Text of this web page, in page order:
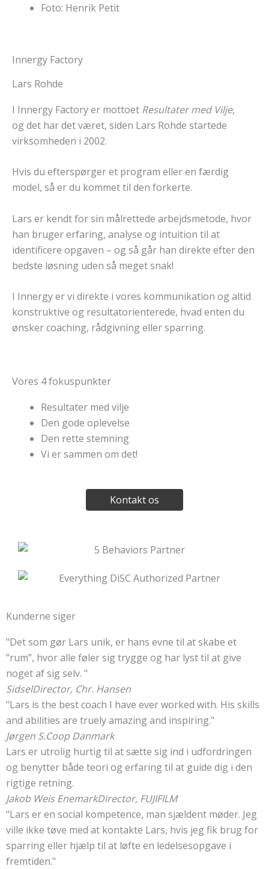
Innergy Factory
Lars Rohde
I Innergy Factory er mottoet Resultater med Vilje,
og det har det været, siden Lars Rohde startede
virksomheden i 2002.
Hvis du efterspørger et program eller en færdig
model, så er du kommet til den forkerte.
Lars er kendt for sin målrettede arbejdsmetode, hvor
han bruger erfaring, analyse og intuition til at
identificere opgaven – og så går han direkte efter den
bedste løsning uden så meget snak!
I Innergy er vi direkte i vores kommunikation og altid
konstruktive og resultatorienterede, hvad enten du
ønsker coaching, rådgivning eller sparring.
Foto: Henrik Petit
Vores 4 fokuspunkter
Resultater med vilje
Den gode oplevelse
Den rette stemning
Vi er sammen om det!
Kontakt os
Kunderne siger
"Det som gør Lars unik, er hans evne til at skabe et
”rum”, hvor alle føler sig trygge og har lyst til at give
noget af sig selv. "
SidselDirector, Chr. Hansen
"Lars is the best coach I have ever worked with. His skills
and abilities are truely amazing and inspiring."
Jørgen S.Coop Danmark
Lars er utrolig hurtig til at sætte sig ind i udfordringen
og benytter både teori og erfaring til at guide dig i den
rigtige retning.
Jakob Weis EnemarkDirector, FUJIFILM
"Lars er en social kompetence, man sjældent møder. Jeg
ville ikke tøve med at kontakte Lars, hvis jeg fik brug for
sparring eller hjælp til at løfte en ledelsesopgave i
fremtiden."